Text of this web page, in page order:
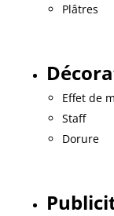
Plâtres
Effet de
Staff
Dorure